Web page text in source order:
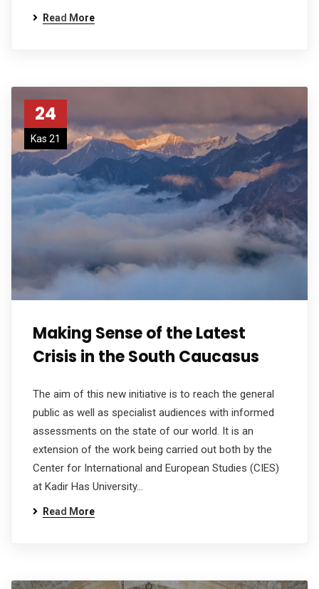
Read More
24
Kas 21
Making Sense of the Latest
Crisis in the South Caucasus
The aim of this new initiative is to reach the general
public as well as specialist audiences with informed
assessments on the state of our world. It is an
extension of the work being carried out both by the
Center for International and European Studies (CIES)
at Kadir Has University…
Read More